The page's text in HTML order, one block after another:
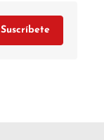
Suscríbete